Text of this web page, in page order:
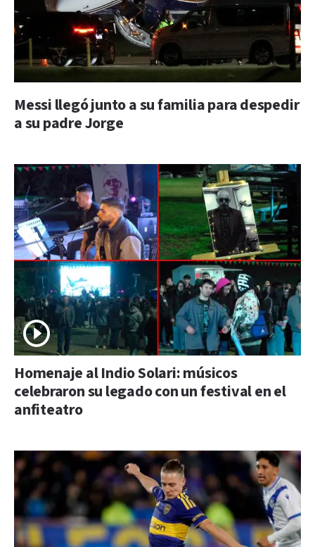
Messi llegó junto a su familia para despedir
a su padre Jorge
Homenaje al Indio Solari: músicos
celebraron su legado con un festival en el
anfiteatro